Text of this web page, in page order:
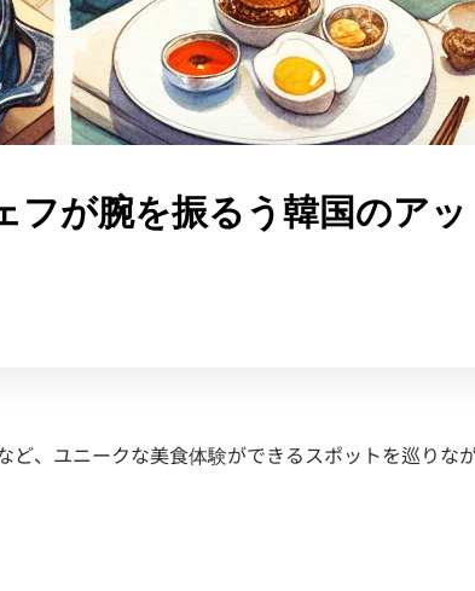
フが腕を振るう韓国のア
、ユニークな美食体験ができるスポットを巡りな